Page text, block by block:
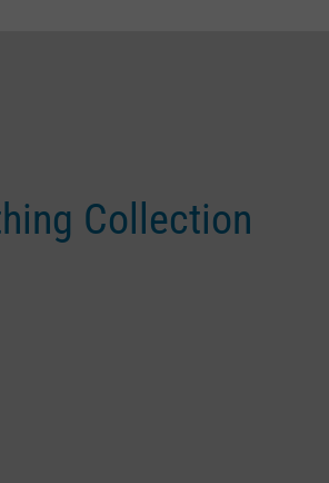
Collection